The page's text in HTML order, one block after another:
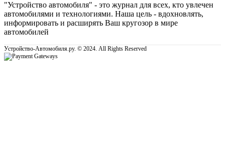
"Устройство автомобиля" - это журнал для всех, кто увлечен
автомобилями и технологиями. Наша цель - вдохновлять,
информировать и расширять Ваш кругозор в мире
автомобилей
Устройство-Автомобиля.ру. © 2024. All Rights Reserved